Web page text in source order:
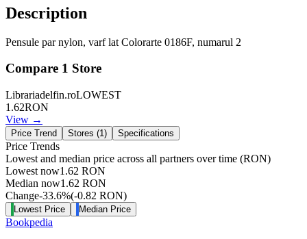
Description
Pensule par nylon, varf lat Colorarte 0186F, numarul 2
Compare 1 Store
Librariadelfin.roLOWEST
1.62RON
View →
Price Trend Stores (1) Specifications
Price Trends
Lowest and median price across all partners over time (RON)
Lowest now1.62 RON
Median now1.62 RON
Change-33.6%(-0.82 RON)
Lowest Price Median Price
Bookpedia